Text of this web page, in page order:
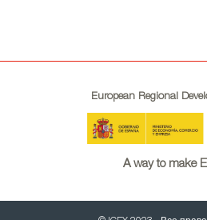
European Regional
A way to make